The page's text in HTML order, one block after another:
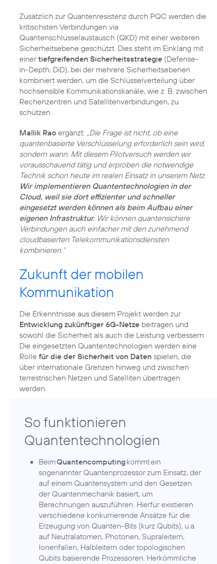
Zusätzlich zur Quantenresistenz durch PQC werden die
kritischsten Verbindungen via
Quantenschlüsselaustausch (QKD) mit einer weiteren
Sicherheitsebene geschützt. Dies steht im Einklang mit
einertiefgreifenden Sicherheitsstrategie (Defense-
in-Depth; DiD), bei der mehrere Sicherheitsebenen
kombiniert werden, um die Schlüsselverteilung über
hochsensible Kommunikationskanäle, wie z. B. zwischen
Rechenzentren und Satellitenverbindungen, zu
schützen.
Mallik Rao ergänzt: „Die Frage ist nicht, ob eine
quantenbasierte Verschlüsselung erforderlich sein wird,
sondern wann. Mit diesem Pilotversuch werden wir
vorausschauend tätig und erproben die notwendige
Technik schon heute im realen Einsatz in unserem Netz.
Wir implementieren Quantentechnologien in der
Cloud, weil sie dort effizienter und schneller
eingesetzt werden können als beim Aufbau einer
eigenen Infrastruktur. Wir können quantensichere
Verbindungen auch einfacher mit den zunehmend
cloudbasierten Telekommunikationsdiensten
kombinieren.“
Zukunft der mobilen
Kommunikation
Die Erkenntnisse aus diesem Projekt werden zur
Entwicklung zukünftiger 6G-Netze beitragen und
sowohl die Sicherheit als auch die Leistung verbessern.
Die eingesetzten Quantentechnologien werden eine
Rolle für die der Sicherheit von Daten spielen, die
über internationale Grenzen hinweg und zwischen
terrestrischen Netzen und Satelliten übertragen
werden.
So funktionieren
Quantentechnologien
BeimQuantencomputingkommt ein
sogenannter Quantenprozessor zum Einsatz, der
auf einem Quantensystem und den Gesetzen
der Quantenmechanik basiert, um
Berechnungen auszuführen. Hierfür existieren
verschiedene konkurrierende Ansätze für die
Erzeugung von Quanten-Bits (kurz Qubits), u.a.
auf Neutralatomen, Photonen, Supraleitern,
Ionenfallen, Halbleitern oder topologischen
Qubits basierende Prozessoren. Herkömmliche